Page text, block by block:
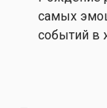
самых
событий в